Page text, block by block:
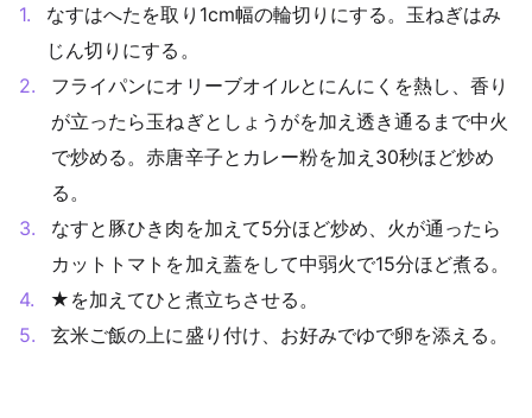
なすはへたを取り1cm幅の輪切りにする。玉ねぎはみ
じん切りにする。
フライパンにオリーブオイルとにんにくを熱し、香り
が立ったら玉ねぎとしょうがを加え透き通るまで中火
で炒める。赤唐辛子とカレー粉を加え30秒ほど炒め
る。
なすと豚ひき肉を加えて5分ほど炒め、火が通ったら
カットトマトを加え蓋をして中弱火で15分ほど煮る。
★を加えてひと煮立ちさせる。
玄米ご飯の上に盛り付け、お好みでゆで卵を添える。